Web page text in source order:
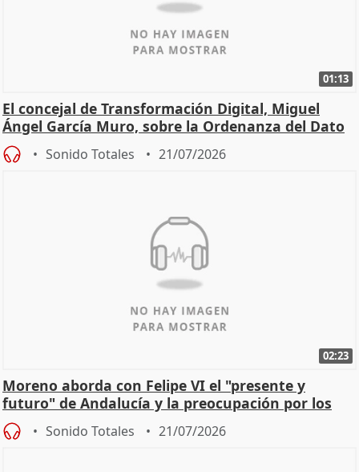
01:13
El concejal de Transformación Digital, Miguel
Ángel García Muro, sobre la Ordenanza del Dato
Sonido Totales 21/07/2026
02:23
Moreno aborda con Felipe VI el "presente y
futuro" de Andalucía y la preocupación por los
incendios
Sonido Totales 21/07/2026